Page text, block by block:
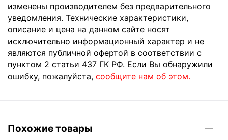
изменены производителем без предварительного
уведомления. Технические характеристики,
описание и цена на данном сайте носят
исключительно информационный характер и не
являются публичной офертой в соответствии с
пунктом 2 статьи 437 ГК РФ. Если Вы обнаружили
ошибку, пожалуйста, сообщите нам об этом.
Похожие товары